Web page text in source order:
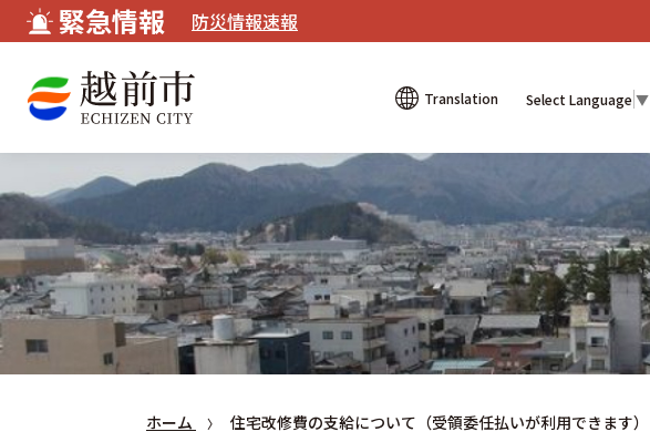
緊急情報 防災情報速報
Translation Select Language▼
ホーム 住宅改修費の支給について（受領委任払いが利用できます）